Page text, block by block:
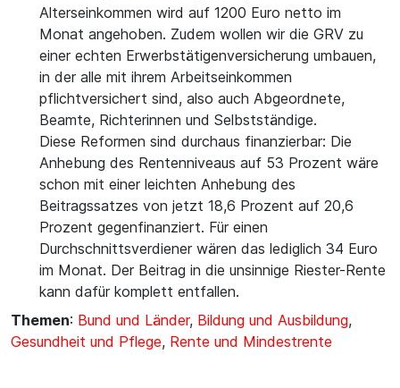
Alterseinkommen wird auf 1200 Euro netto im
Monat angehoben. Zudem wollen wir die GRV zu
einer echten Erwerbstätigenversicherung umbauen,
in der alle mit ihrem Arbeitseinkommen
pflichtversichert sind, also auch Abgeordnete,
Beamte, Richterinnen und Selbstständige.
Diese Reformen sind durchaus finanzierbar: Die
Anhebung des Rentenniveaus auf 53 Prozent wäre
schon mit einer leichten Anhebung des
Beitragssatzes von jetzt 18,6 Prozent auf 20,6
Prozent gegenfinanziert. Für einen
Durchschnittsverdiener wären das lediglich 34 Euro
im Monat. Der Beitrag in die unsinnige Riester-Rente
kann dafür komplett entfallen.
Themen: Bund und Länder, Bildung und Ausbildung,
Gesundheit und Pflege, Rente und Mindestrente